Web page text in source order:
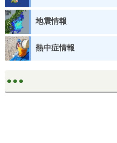
地震情報
熱中症情報